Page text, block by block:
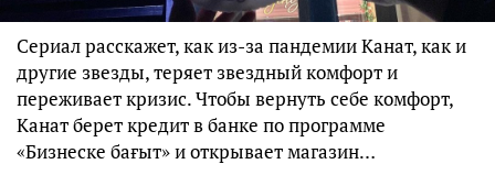
Сериал расскажет, как из-за пандемии Канат, как и
другие звезды, теряет звездный комфорт и
переживает кризис. Чтобы вернуть себе комфорт,
Канат берет кредит в банке по программе
«Бизнеске бағыт» и открывает магазин…